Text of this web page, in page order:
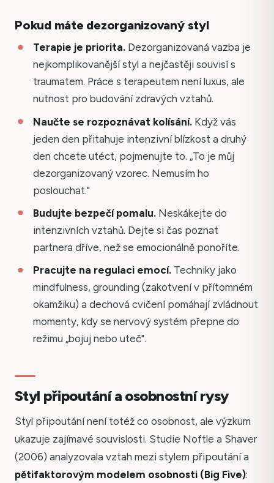
Pokud máte dezorganizovaný styl
Terapie je priorita.Dezorganizovaná vazba je
nejkomplikovanější styl a nejčastěji souvisí s
traumatem. Práce s terapeutem není luxus, ale
nutnost pro budování zdravých vztahů.
Naučte se rozpoznávat kolísání.Když vás
jeden den přitahuje intenzivní blízkost a druhý
den chcete utéct, pojmenujte to. „To je můj
dezorganizovaný vzorec. Nemusím ho
poslouchat."
Budujte bezpečí pomalu.Neskákejte do
intenzivních vztahů. Dejte si čas poznat
partnera dříve, než se emocionálně ponoříte.
Pracujte na regulaci emocí.Techniky jako
mindfulness, grounding (zakotvení v přítomném
okamžiku) a dechová cvičení pomáhají zvládnout
momenty, kdy se nervový systém přepne do
režimu „bojuj nebo uteč".
Styl připoutání a osobnostní rysy
Styl připoutání není totéž co osobnost, ale výzkum
ukazuje zajímavé souvislosti. Studie Noftle a Shaver
(2006) analyzovala vztah mezi stylem připoutání a
pětifaktorovým modelem osobnosti (Big Five):